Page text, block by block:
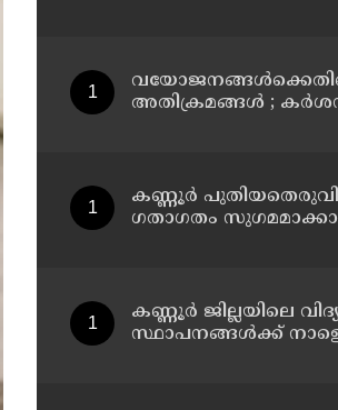
അതിക്രമങ്ങൾ ;
കണ്ണൂർ
ഗതാഗതം
കണ്ണൂർ ജില്ലയിലെ
സ്ഥാപനങ്ങള്‍ക്ക്